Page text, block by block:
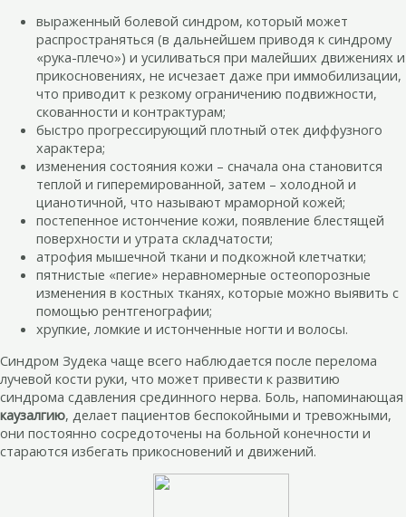
выраженный болевой синдром, который может
распространяться (в дальнейшем приводя к синдрому
«рука-плечо») и усиливаться при малейших движениях и
прикосновениях, не исчезает даже при иммобилизации,
что приводит к резкому ограничению подвижности,
скованности и контрактурам;
быстро прогрессирующий плотный отек диффузного
характера;
изменения состояния кожи – сначала она становится
теплой и гиперемированной, затем – холодной и
цианотичной, что называют мраморной кожей;
постепенное истончение кожи, появление блестящей
поверхности и утрата складчатости;
атрофия мышечной ткани и подкожной клетчатки;
пятнистые «пегие» неравномерные остеопорозные
изменения в костных тканях, которые можно выявить с
помощью рентгенографии;
хрупкие, ломкие и истонченные ногти и волосы.
Синдром Зудека чаще всего наблюдается после перелома
лучевой кости руки, что может привести к развитию
синдрома сдавления срединного нерва. Боль, напоминающая
каузалгию, делает пациентов беспокойными и тревожными,
они постоянно сосредоточены на больной конечности и
стараются избегать прикосновений и движений.